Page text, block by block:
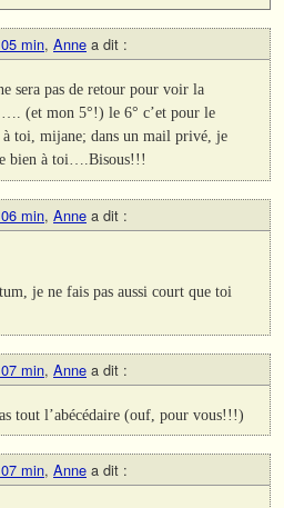
min, Anne a dit :
sera pas de retour pour voir la
(et mon 5°!) le 6° c’et pour le
mijane; dans un mail privé, je
bien à toi….Bisous!!!
min, Anne a dit :
je ne fais pas aussi court que toi
min, Anne a dit :
tout l’abécédaire (ouf, pour vous!!!)
min, Anne a dit :